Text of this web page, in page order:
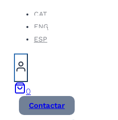
contenido
CAT
ENG
ESP
0
Contactar